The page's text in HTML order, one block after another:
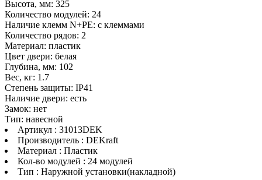
Высота, мм: 325
Количество модулей: 24
Наличие клемм N+PE: с клеммами
Количество рядов: 2
Материал: пластик
Цвет двери: белая
Глубина, мм: 102
Вес, кг: 1.7
Степень защиты: IP41
Наличие двери: есть
Замок: нет
Тип: навесной
Артикул : 31013DEK
Производитель : DEKraft
Материал : Пластик
Кол-во модулей : 24 модулей
Тип : Наружной установки(накладной)